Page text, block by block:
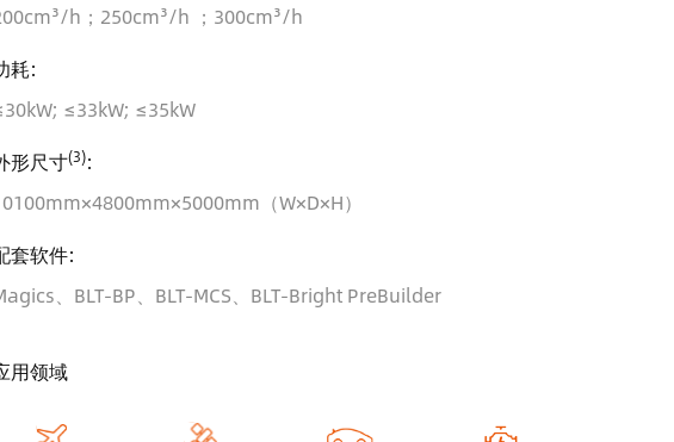
h；250cm³/h ；300cm³/h
耗:
≤33kW; ≤35kW
形尺寸(3):
（W×D×H）
套软件:
、BLT-BP、BLT-MCS、BLT-Bright PreBuilder
用领域